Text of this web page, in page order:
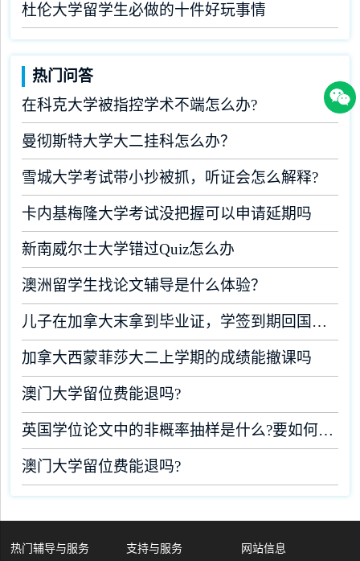
杜伦大学留学生必做的十件好玩事情
热门问答
在科克大学被指控学术不端怎么办?
曼彻斯特大学大二挂科怎么办？
雪城大学考试带小抄被抓，听证会怎么解释?
卡内基梅隆大学考试没把握可以申请延期吗
新南威尔士大学错过Quiz怎么办
澳洲留学生找论文辅导是什么体验？
儿子在加拿大末拿到毕业证，学签到期回国了有办法补救吗
加拿大西蒙菲莎大二上学期的成绩能撤课吗
澳门大学留位费能退吗?
英国学位论文中的非概率抽样是什么?要如何完成?
澳门大学留位费能退吗?
热门辅导与服务 支持与服务 网站信息